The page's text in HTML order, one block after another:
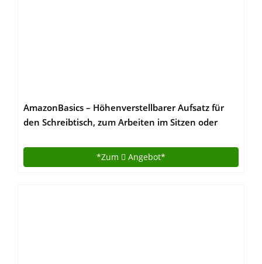
AmazonBasics – Höhenverstellbarer Aufsatz für
den Schreibtisch, zum Arbeiten im Sitzen oder
*Zum Angebot*